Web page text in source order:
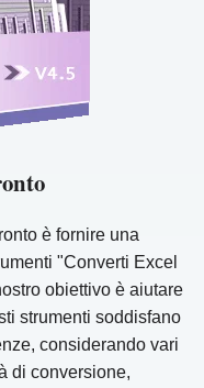
è fornire una
"Converti Excel
obiettivo è aiutare
strumenti soddisfano
considerando vari
di conversione,